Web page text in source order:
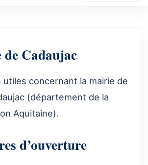
Cadaujac
concernant la mairie de
(département de la
Aquitaine).
d’ouverture